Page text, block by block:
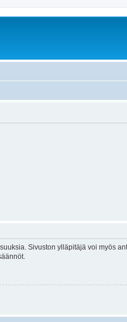
Sivuston ylläpitäjä voi myös